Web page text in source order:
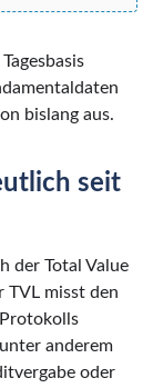
bislang aus.
seit
der Total Value
TVL misst den
anderem
oder